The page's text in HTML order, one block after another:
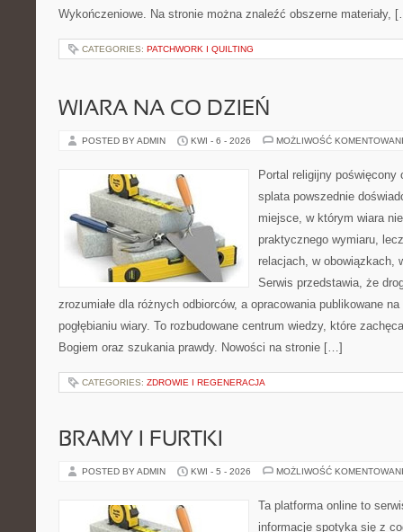
Wykończeniowe. Na stronie można znaleźć obszerne materiały,
CATEGORIES: PATCHWORK I QUILTING
WIARA NA CO DZIEŃ
POSTED BY ADMIN KWI - 6 - 2026 MOŻLIWOŚĆ
Portal religijny
splata powszednie
miejsce, w którym wiara
praktycznego wymiaru,
relacjach, w obowiązkach,
Serwis przedstawia, że
zrozumiałe dla różnych odbiorców, a opracowania publikowane
pogłębianiu wiary. To rozbudowane centrum wiedzy, które
Bogiem oraz szukania prawdy. Nowości na stronie […]
CATEGORIES: ZDROWIE I REGENERACJA
BRAMY I FURTKI
POSTED BY ADMIN KWI - 5 - 2026 MOŻLIWOŚĆ
Ta platforma online to
informacje spotyka się z